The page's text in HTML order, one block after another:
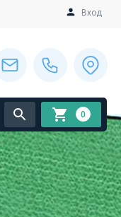
Вход
0